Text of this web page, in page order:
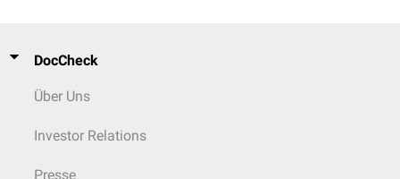
DocCheck
Über Uns
Investor Relations
Presse